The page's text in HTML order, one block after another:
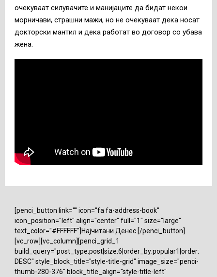
очекуваат силувачите и манијаците да бидат некои
морничави, страшни мажи, но не очекуваат дека носат
докторски мантил и дека работат во договор со убава
жена.
[penci_button link="" icon="fa fa-address-book"
icon_position="left" align="center" full="1" size="large"
text_color="#FFFFFF"]Најчитани Денес [/penci_button]
[vc_row][vc_column][penci_grid_1
build_query="post_type:post|size:6|order_by:popular1|order:
DESC" style_block_title="style-title-grid" image_size="penci-
thumb-280-376" block_title_align="style-title-left"